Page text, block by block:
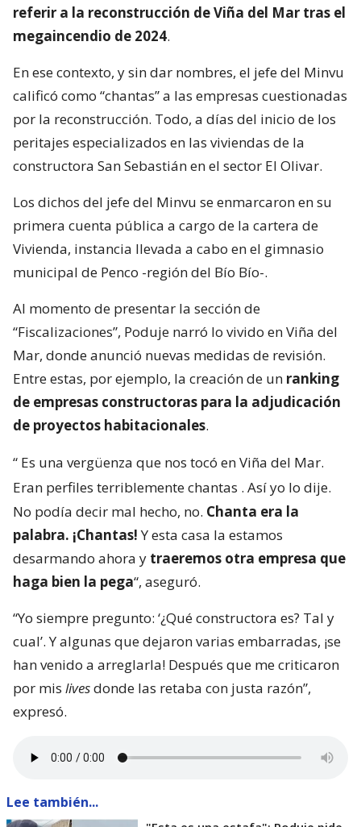
referir a la reconstrucción de Viña del Mar tras el
megaincendio de 2024.
En ese contexto, y sin dar nombres, el jefe del Minvu
calificó como “chantas” a las empresas cuestionadas
por la reconstrucción. Todo, a días del inicio de los
peritajes especializados en las viviendas de la
constructora San Sebastián en el sector El Olivar.
Los dichos del jefe del Minvu se enmarcaron en su
primera cuenta pública a cargo de la cartera de
Vivienda, instancia llevada a cabo en el gimnasio
municipal de Penco -región del Bío Bío-.
Al momento de presentar la sección de
“Fiscalizaciones”, Poduje narró lo vivido en Viña del
Mar, donde anunció nuevas medidas de revisión.
Entre estas, por ejemplo, la creación de un ranking
de empresas constructoras para la adjudicación
de proyectos habitacionales.
“ Es una vergüenza que nos tocó en Viña del Mar.
Eran perfiles terriblemente chantas . Así yo lo dije.
No podía decir mal hecho, no. Chanta era la
palabra. ¡Chantas!Y esta casa la estamos
desarmando ahora y traeremos otra empresa que
haga bien la pega“, aseguró.
“Yo siempre pregunto: ‘¿Qué constructora es? Tal y
cual’. Y algunas que dejaron varias embarradas, ¡se
han venido a arreglarla! Después que me criticaron
por mis livesdonde las retaba con justa razón”,
expresó.
Lee también...